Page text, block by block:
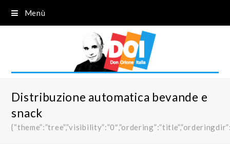
Menù
Distribuzione automatica bevande e
snack